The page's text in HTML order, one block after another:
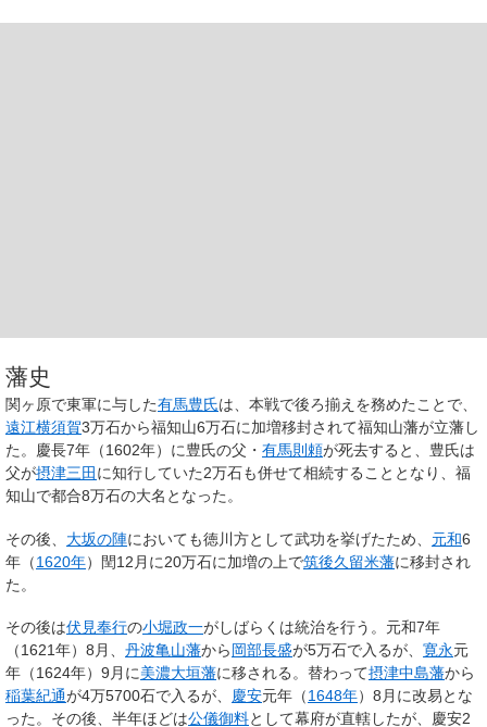
藩史
関ヶ原で東軍に与した有馬豊氏は、本戦で後ろ揃えを務めたことで、
遠江横須賀3万石から福知山6万石に加増移封されて福知山藩が立藩し
た。慶長7年（1602年）に豊氏の父・ 有馬則頼が死去すると、豊氏は
父が摂津三田 に知行していた2万石も併せて相続することとなり、福
知山で都合8万石の大名となった。
その後、 大坂の陣においても徳川方として武功を挙げたため、 元和6
年（1620年）閏12月に20万石に加増の上で筑後久留米藩に移封され
た。
その後は伏見奉行の小堀政一がしばらくは統治を行う。元和7年
（1621年）8月、 丹波亀山藩から岡部長盛が5万石で入るが、 寛永元
年（1624年）9月に美濃大垣藩に移される。替わって摂津中島藩から
稲葉紀通が4万5700石で入るが、 慶安元年（1648年）8月に改易とな
った。その後、半年ほどは公儀御料として幕府が直轄したが、慶安2